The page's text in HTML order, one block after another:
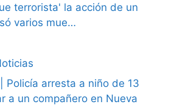
terrorista' la acción de un
varios mue…
Policía arresta a niño de 13
a un compañero en Nueva